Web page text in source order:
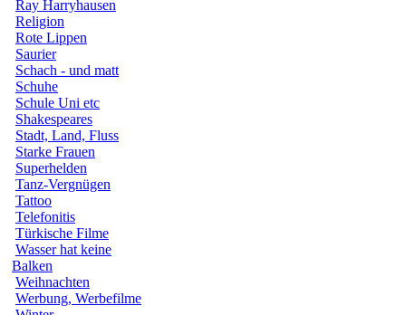
Ray Harryhausen
Religion
Rote Lippen
Saurier
Schach - und matt
Schuhe
Schule Uni etc
Shakespeares
Stadt, Land, Fluss
Starke Frauen
Superhelden
Tanz-Vergnügen
Tattoo
Telefonitis
Türkische Filme
Wasser hat keine
Balken
Weihnachten
Werbung, Werbefilme